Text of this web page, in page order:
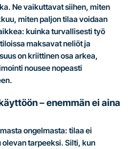
Ne vaikuttavat siihen, miten
miten paljon tilaa voidaan
kuinka turvallisesti työ
maksavat neliöt ja
on kriittinen osa arkea,
nousee nopeasti
– enemmän ei aina
ongelmasta: tilaa ei
tarpeeksi. Silti, kun